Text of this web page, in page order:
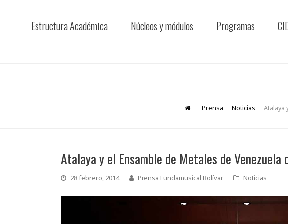
Estructura Académica Núcleos y módulos Programas
Prensa Noticias Atalaya
Atalaya y el Ensamble de Metales de
28 febrero, 2014 Prensa Fundamusical Bolívar Noticias